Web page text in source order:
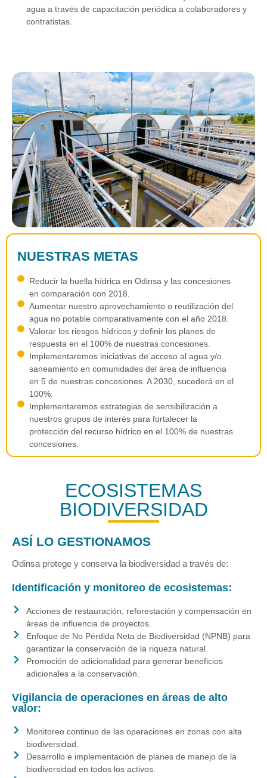
agua a través de capacitación periódica a colaboradores y
contratistas.
NUESTRAS METAS
Reducir la huella hídrica en Odinsa y las concesiones
en comparación con 2018.
Aumentar nuestro aprovechamiento o reutilización del
agua no potable comparativamente con el año 2018.
Valorar los riesgos hídricos y definir los planes de
respuesta en el 100% de nuestras concesiones.
Implementaremos iniciativas de acceso al agua y/o
saneamiento en comunidades del área de influencia
en 5 de nuestras concesiones. A 2030, sucederá en el
100%.
Implementaremos estrategias de sensibilización a
nuestros grupos de interés para fortalecer la
protección del recurso hídrico en el 100% de nuestras
concesiones.
ECOSISTEMAS
BIODIVERSIDAD
ASÍ LO GESTIONAMOS
Odinsa protege y conserva la biodiversidad a través de:
Identificación y monitoreo de ecosistemas:
Acciones de restauración, reforestación y compensación en
áreas de influencia de proyectos.
Enfoque de No Pérdida Neta de Biodiversidad (NPNB) para
garantizar la conservación de la riqueza natural.
Promoción de adicionalidad para generar beneficios
adicionales a la conservación.
Vigilancia de operaciones en áreas de alto
valor:
Monitoreo continuo de las operaciones en zonas con alta
biodiversidad.
Desarrollo e implementación de planes de manejo de la
biodiversidad en todos los activos.